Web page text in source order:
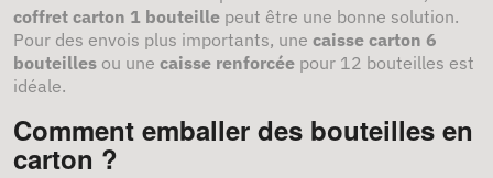
coffret carton 1 bouteille peut être une bonne solution.
Pour des envois plus importants, une caisse carton 6
bouteilles ou une caisse renforcée pour 12 bouteilles est
idéale.
Comment emballer des bouteilles en
carton ?